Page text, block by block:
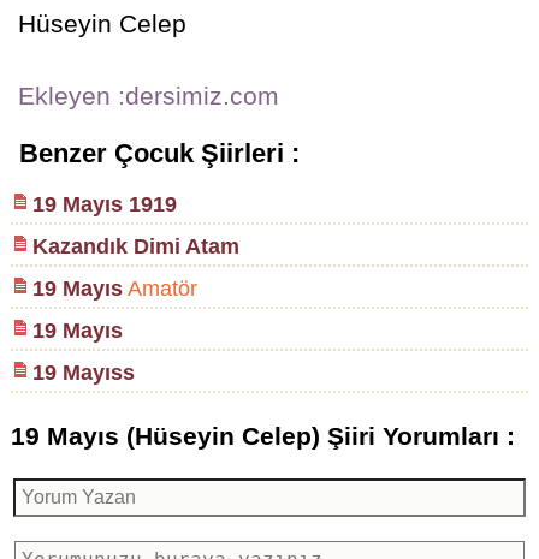
Hüseyin Celep
Ekleyen :dersimiz.com
Benzer Çocuk Şiirleri :
19 Mayıs 1919
Kazandık Dimi Atam
19 MayısAmatör
19 Mayıs
19 Mayıss
19 Mayıs (Hüseyin Celep) Şiiri Yorumları :